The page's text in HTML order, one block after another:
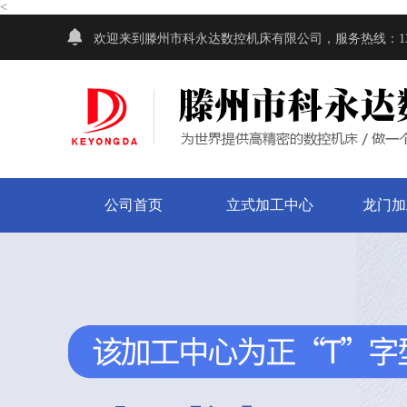
<
欢迎来到滕州市科永达数控机床有限公司，服务热线：
公司首页 立式加工中心 龙门